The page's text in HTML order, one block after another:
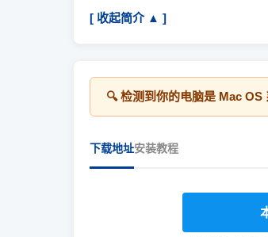
[ 收起简介 ▲ ]
🔍 检测到你的电脑是 Mac OS
下载地址安装教程